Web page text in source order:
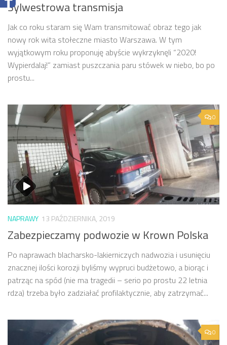
Sylwestrowa transmisja
Jak co roku staram się Wam transmitować obraz tego jak
nowy rok wita stołeczne miasto Warszawa. W tym
wyjątkowym roku proponuję abyście wykrzyknęli “2020!
Wypierdalaj!” zamiast puszczania paru stówek w niebo, bo po
prostu...
0
NAPRAWY 13 PAŹDZIERNIKA, 2019
Zabezpieczamy podwozie w Krown Polska
Po naprawach blacharsko-lakierniczych nadwozia i usunięciu
znacznej ilości korozji byliśmy wypruci budżetowo, a biorąc i
patrząc na spód (nie ma tragedii – serio po prostu 22 letnia
rdza) trzeba było zadziałać profilaktycznie, aby zatrzymać...
0